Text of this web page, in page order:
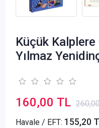
Küçük
Yılmaz
160,00 TL
Havale / EFT: 155,20